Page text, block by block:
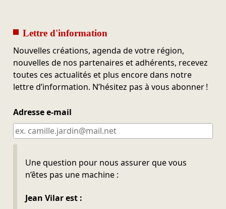
Lettre d'information
Nouvelles créations, agenda de votre région,
nouvelles de nos partenaires et adhérents, recevez
toutes ces actualités et plus encore dans notre
lettre d’information. N’hésitez pas à vous abonner !
Adresse e-mail
Une question pour nous assurer que vous
n’êtes pas une machine :
Jean Vilar est :
Ne pas remplir